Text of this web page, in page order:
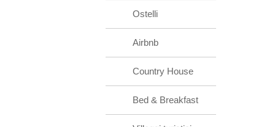
Ostelli
Airbnb
Country House
Bed & Breakfast